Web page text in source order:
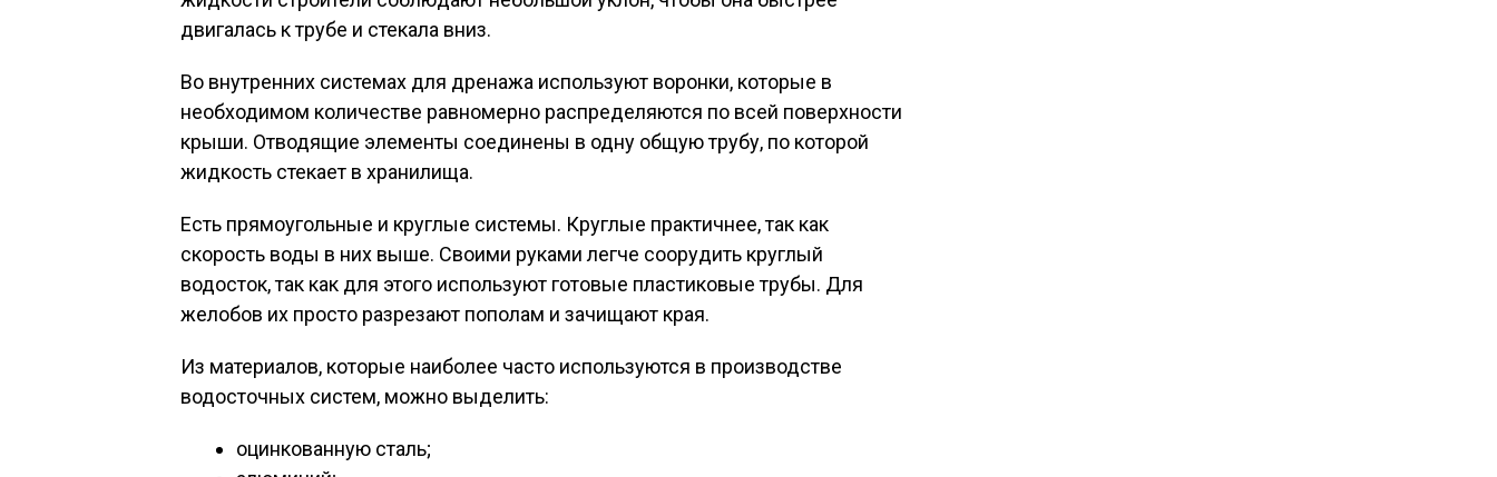
двигалась к трубе и стекала вниз.
Во внутренних системах для дренажа используют воронки, которые в
необходимом количестве равномерно распределяются по всей поверхности
крыши. Отводящие элементы соединены в одну общую трубу, по которой
жидкость стекает в хранилища.
Есть прямоугольные и круглые системы. Круглые практичнее, так как
скорость воды в них выше. Своими руками легче соорудить круглый
водосток, так как для этого используют готовые пластиковые трубы. Для
желобов их просто разрезают пополам и зачищают края.
Из материалов, которые наиболее часто используются в производстве
водосточных систем, можно выделить:
оцинкованную сталь;